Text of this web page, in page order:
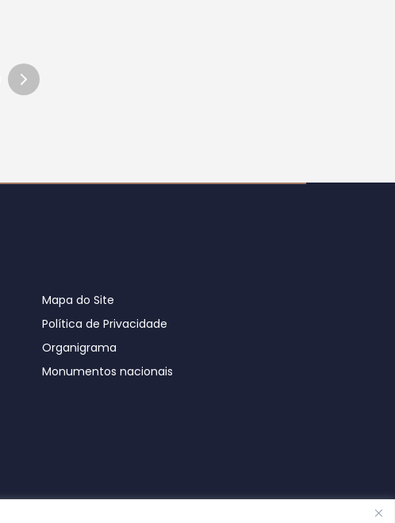
Mapa do Site
Política de Privacidade
Organigrama
Monumentos nacionais